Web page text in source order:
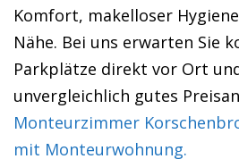
Komfort, makelloser
Nähe. Bei uns erwarten Sie
Parkplätze direkt vor Ort
unvergleichlich gutes
Monteurzimmer
mit Monteurwohnung.